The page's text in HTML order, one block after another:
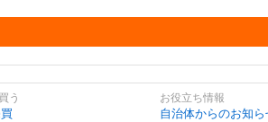
う お役立ち情報
自治体からのお知ら